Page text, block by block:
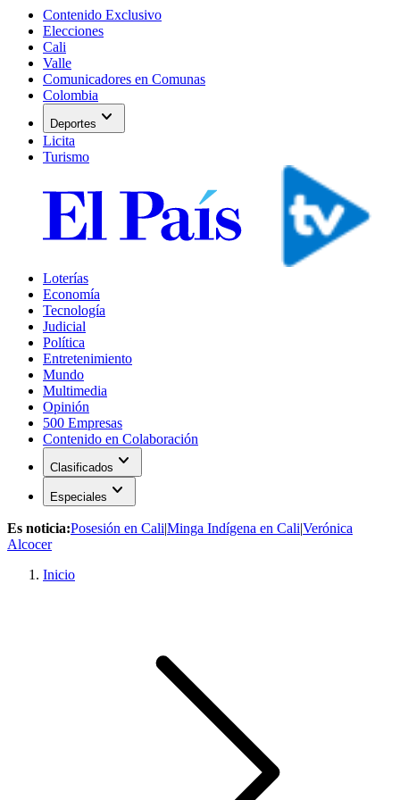
Contenido Exclusivo
Elecciones
Cali
Valle
Comunicadores en Comunas
Colombia
Deportes expand_more
Licita
Turismo
Loterías
Economía
Tecnología
Judicial
Política
Entretenimiento
Mundo
Multimedia
Opinión
500 Empresas
Contenido en Colaboración
Clasificados expand_more
Especiales expand_more
Es noticia:Posesión en Cali|Minga Indígena en Cali|Verónica
Alcocer
Inicio